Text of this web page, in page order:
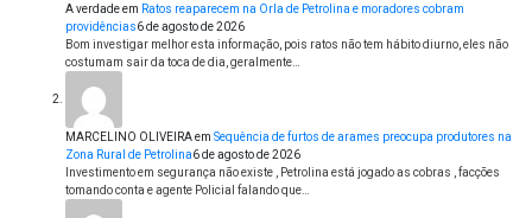
A verdadeem Ratos reaparecem na Orla de Petrolina e moradores cobram
providências6 de agosto de 2026
Bom investigar melhor esta informação, pois ratos não tem hábito diurno, eles não
costumam sair da toca de dia, geralmente…
MARCELINO OLIVEIRAem Sequência de furtos de arames preocupa produtores na
Zona Rural de Petrolina6 de agosto de 2026
Investimento em segurança não existe , Petrolina está jogado as cobras , facções
tomando conta e agente Policial falando que…